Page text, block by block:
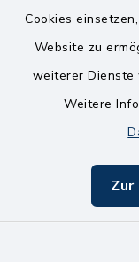
Cookies
Website zu
weiterer Dienste
Weitere
Zur